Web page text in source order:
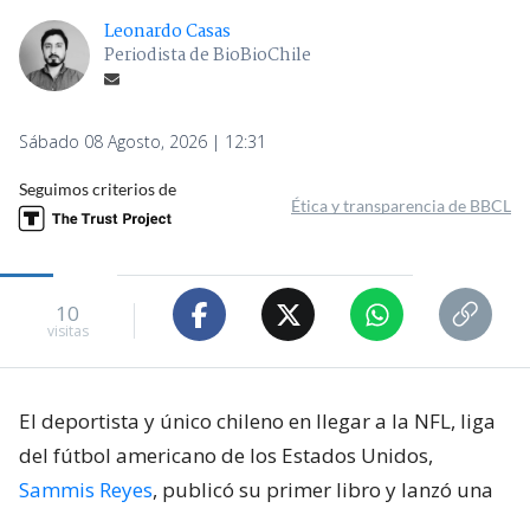
Leonardo Casas
Periodista de BioBioChile
Sábado 08 Agosto, 2026 | 12:31
Seguimos criterios de
Ética y transparencia de BBCL
10
visitas
El deportista y único chileno en llegar a la NFL, liga
del fútbol americano de los Estados Unidos,
Sammis Reyes, publicó su primer libro y lanzó una